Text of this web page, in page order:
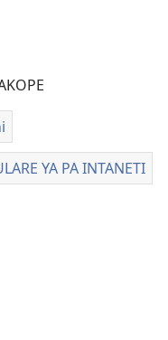
YA PA INTANETI
LAYIBULARE